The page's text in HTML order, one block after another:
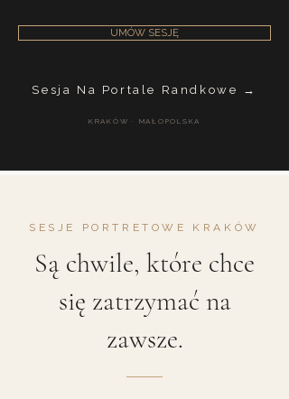
UMÓW SESJĘ
Sesja Na Portale Randkowe →
KRAKÓW · MAŁOPOLSKA
SESJE PORTRETOWE KRAKÓW
Są chwile, które chce
się zatrzymać na
zawsze.